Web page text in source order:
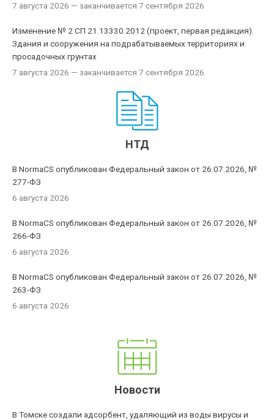
7 августа 2026 — заканчивается 7 сентября 2026
Изменение № 2 СП 21.13330.2012 (проект, первая редакция).
Здания и сооружения на подрабатываемых территориях и
просадочных грунтах
7 августа 2026 — заканчивается 7 сентября 2026
НТД
В NormaCS опубликован Федеральный закон от 26.07.2026, №
277-ФЗ
6 августа 2026
В NormaCS опубликован Федеральный закон от 26.07.2026, №
266-ФЗ
6 августа 2026
В NormaCS опубликован Федеральный закон от 26.07.2026, №
263-ФЗ
6 августа 2026
Новости
В Томске создали адсорбент, удаляющий из воды вирусы и